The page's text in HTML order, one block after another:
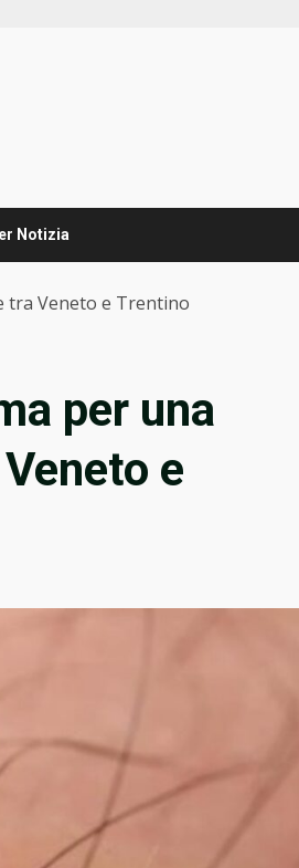
Notizia
tra Veneto e Trentino
per una
e